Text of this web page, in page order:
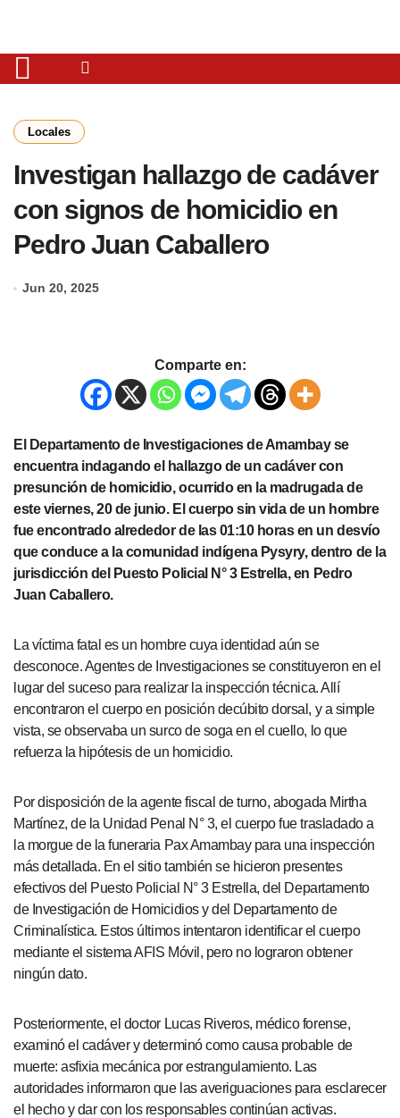
Locales
Investigan hallazgo de cadáver
con signos de homicidio en
Pedro Juan Caballero
Jun 20, 2025
Comparte en:
El Departamento de Investigaciones de Amambay se
encuentra indagando el hallazgo de un cadáver con
presunción de homicidio, ocurrido en la madrugada de
este viernes, 20 de junio. El cuerpo sin vida de un hombre
fue encontrado alrededor de las 01:10 horas en un desvío
que conduce a la comunidad indígena Pysyry, dentro de la
jurisdicción del Puesto Policial N° 3 Estrella, en Pedro
Juan Caballero.
La víctima fatal es un hombre cuya identidad aún se
desconoce. Agentes de Investigaciones se constituyeron en el
lugar del suceso para realizar la inspección técnica. Allí
encontraron el cuerpo en posición decúbito dorsal, y a simple
vista, se observaba un surco de soga en el cuello, lo que
refuerza la hipótesis de un homicidio.
Por disposición de la agente fiscal de turno, abogada Mirtha
Martínez, de la Unidad Penal N° 3, el cuerpo fue trasladado a
la morgue de la funeraria Pax Amambay para una inspección
más detallada. En el sitio también se hicieron presentes
efectivos del Puesto Policial N° 3 Estrella, del Departamento
de Investigación de Homicidios y del Departamento de
Criminalística. Estos últimos intentaron identificar el cuerpo
mediante el sistema AFIS Móvil, pero no lograron obtener
ningún dato.
Posteriormente, el doctor Lucas Riveros, médico forense,
examinó el cadáver y determinó como causa probable de
muerte: asfixia mecánica por estrangulamiento. Las
autoridades informaron que las averiguaciones para esclarecer
el hecho y dar con los responsables continúan activas.